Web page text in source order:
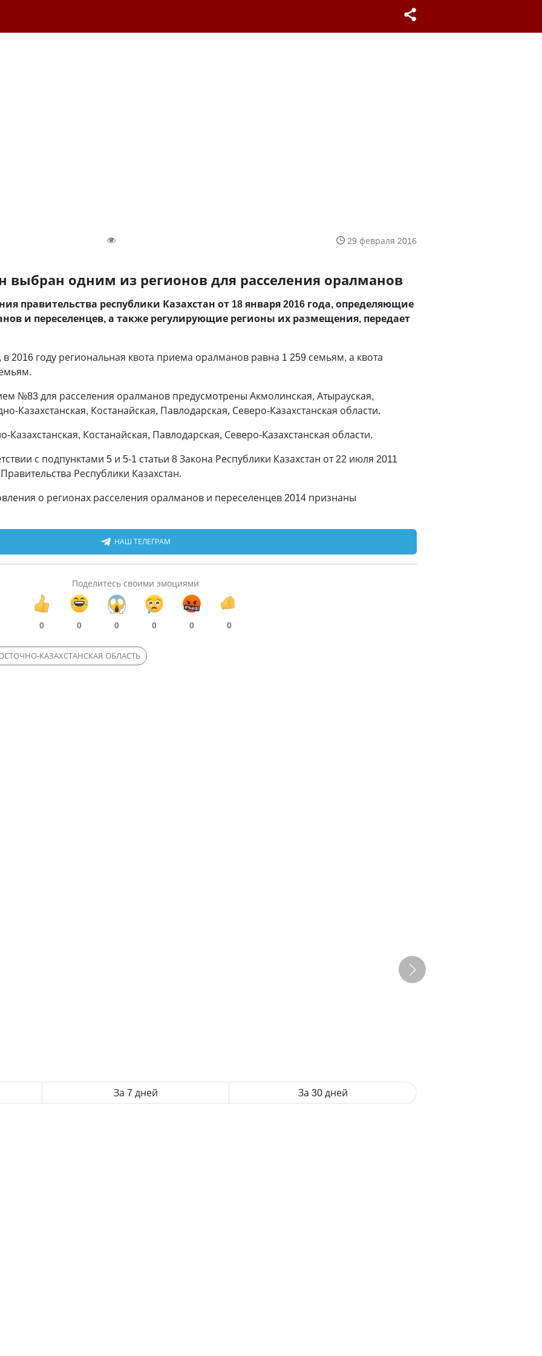
29 февраля 2016
выбран одним из регионов для расселения оралманов
правительства республики Казахстан от 18 января 2016 года, определяющие
и переселенцев, а также регулирующие регионы их размещения, передает
2016 году региональная квота приема оралманов равна 1 259 семьям, а квота
№83 для расселения оралманов предусмотрены Акмолинская, Атырауская,
Казахстанская, Костанайская, Павлодарская, Северо-Казахстанская области.
Костанайская, Павлодарская, Северо-Казахстанская области.
с подпунктами 5 и 5-1 статьи 8 Закона Республики Казахстан от 22 июля 2011
Республики Казахстан.
о регионах расселения оралманов и переселенцев 2014 признаны
НАШ ТЕЛЕГРАМ
Поделитесь своими эмоциями
0 0 0 0 0 0
КАЗАХСТАНСКАЯ ОБЛАСТЬ
За 7 дней За 30 дней